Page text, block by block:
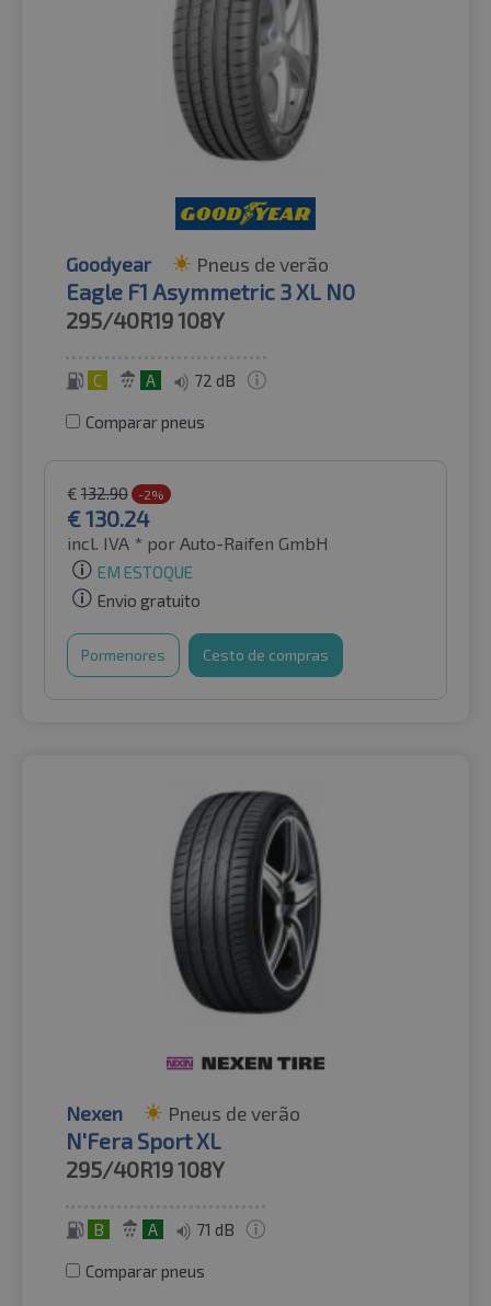
Goodyear Pneus de verão
Eagle F1 Asymmetric 3 XL N0
295/40R19108Y
C A 72 dB
Comparar pneus
€ 132.90 -2%
€130.24
incl. IVA * por Auto-Raifen GmbH
EM ESTOQUE
Envio gratuito
Pormenores Cesto de compras
Nexen Pneus de verão
N'Fera Sport XL
295/40R19108Y
B A 71 dB
Comparar pneus